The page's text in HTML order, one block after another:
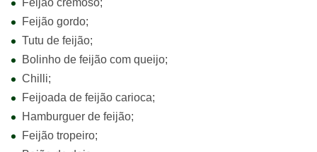
Feijão cremoso;
Feijão gordo;
Tutu de feijão;
Bolinho de feijão com queijo;
Chilli;
Feijoada de feijão carioca;
Hamburguer de feijão;
Feijão tropeiro;